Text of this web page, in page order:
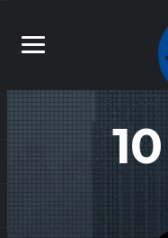
10